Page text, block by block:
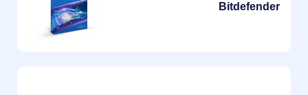
Bitdefender